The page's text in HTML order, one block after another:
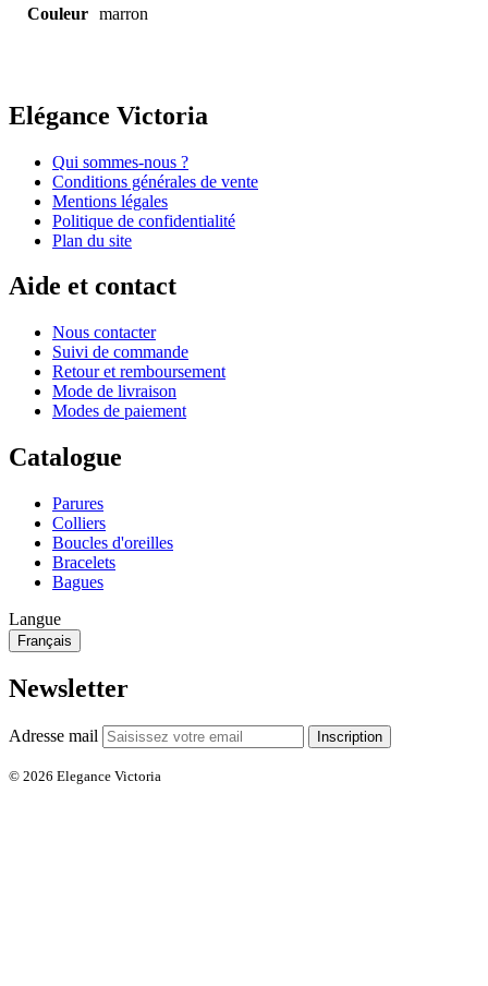
Couleur marron
Elégance Victoria
Qui sommes-nous ?
Conditions générales de vente
Mentions légales
Politique de confidentialité
Plan du site
Aide et contact
Nous contacter
Suivi de commande
Retour et remboursement
Mode de livraison
Modes de paiement
Catalogue
Parures
Colliers
Boucles d'oreilles
Bracelets
Bagues
Langue
Français
Newsletter
Adresse mail Inscription
© 2026 Elegance Victoria